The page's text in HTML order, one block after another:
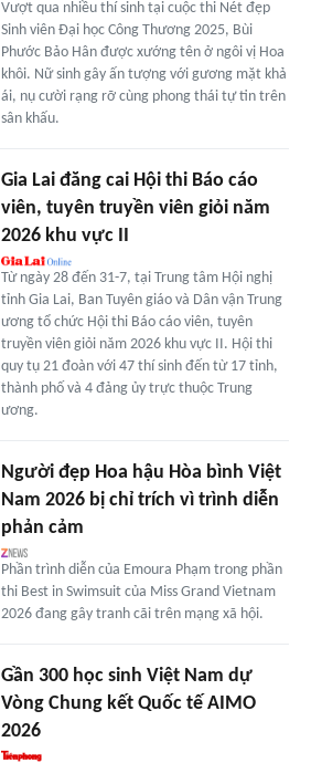
Vượt qua nhiều thí sinh tại cuộc thi Nét đẹp
Sinh viên Đại học Công Thương 2025, Bùi
Phước Bảo Hân được xướng tên ở ngôi vị Hoa
khôi. Nữ sinh gây ấn tượng với gương mặt khả
ái, nụ cười rạng rỡ cùng phong thái tự tin trên
sân khấu.
Gia Lai đăng cai Hội thi Báo cáo
viên, tuyên truyền viên giỏi năm
2026 khu vực II
Từ ngày 28 đến 31-7, tại Trung tâm Hội nghị
tỉnh Gia Lai, Ban Tuyên giáo và Dân vận Trung
ương tổ chức Hội thi Báo cáo viên, tuyên
truyền viên giỏi năm 2026 khu vực II. Hội thi
quy tụ 21 đoàn với 47 thí sinh đến từ 17 tỉnh,
thành phố và 4 đảng ủy trực thuộc Trung
ương.
Người đẹp Hoa hậu Hòa bình Việt
Nam 2026 bị chỉ trích vì trình diễn
phản cảm
Phần trình diễn của Emoura Phạm trong phần
thi Best in Swimsuit của Miss Grand Vietnam
2026 đang gây tranh cãi trên mạng xã hội.
Gần 300 học sinh Việt Nam dự
Vòng Chung kết Quốc tế AIMO
2026